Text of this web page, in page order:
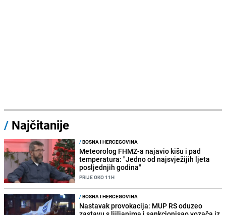
/ Najčitanije
/BOSNA I HERCEGOVINA
Meteorolog FHMZ-a najavio kišu i pad
temperatura: "Jedno od najsvježijih ljeta
posljednjih godina"
PRIJE OKO 11H
/BOSNA I HERCEGOVINA
Nastavak provokacija: MUP RS oduzeo